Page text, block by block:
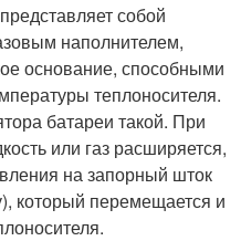
собой
наполнителем,
основание, способными
теплоносителя.
батареи такой. При
или газ расширяется,
на запорный шток
который перемещается и